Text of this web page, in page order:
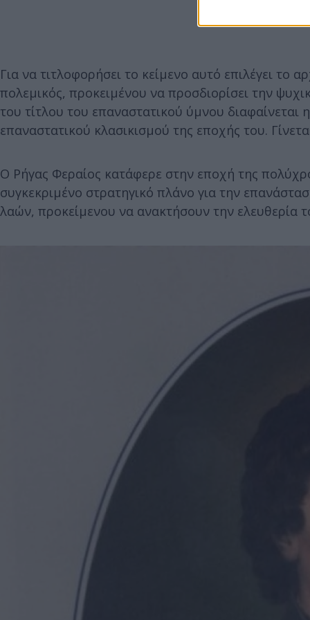
Για να τιτλοφορήσει το κείμενο αυτό επιλέγει το
πολεμικός, προκειμένου να προσδιορίσει την
του τίτλου του επαναστατικού ύμνου
επαναστατικού κλασικισμού της εποχής του.
Ο Ρήγας Φεραίος κατάφερε στην εποχή της
συγκεκριμένο στρατηγικό πλάνο για την
λαών, προκείμενου να ανακτήσουν την ελευθερία